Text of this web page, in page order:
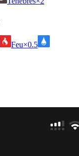
Feu×0.5